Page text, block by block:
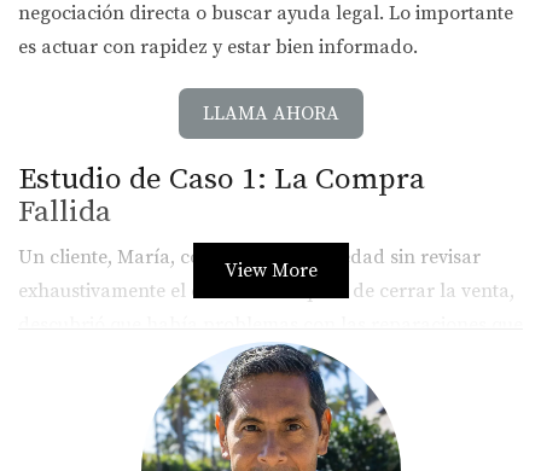
negociación directa o buscar ayuda legal. Lo importante
es actuar con rapidez y estar bien informado.
LLAMA AHORA
Estudio de Caso 1: La Compra
Fallida
Un cliente, María, compró una propiedad sin revisar
exhaustivamente el contrato. Después de cerrar la venta,
el vendedor prometió realizar. La situación se complicó
cuando intentó reclamar.
Lecciones Aprendidas
View More